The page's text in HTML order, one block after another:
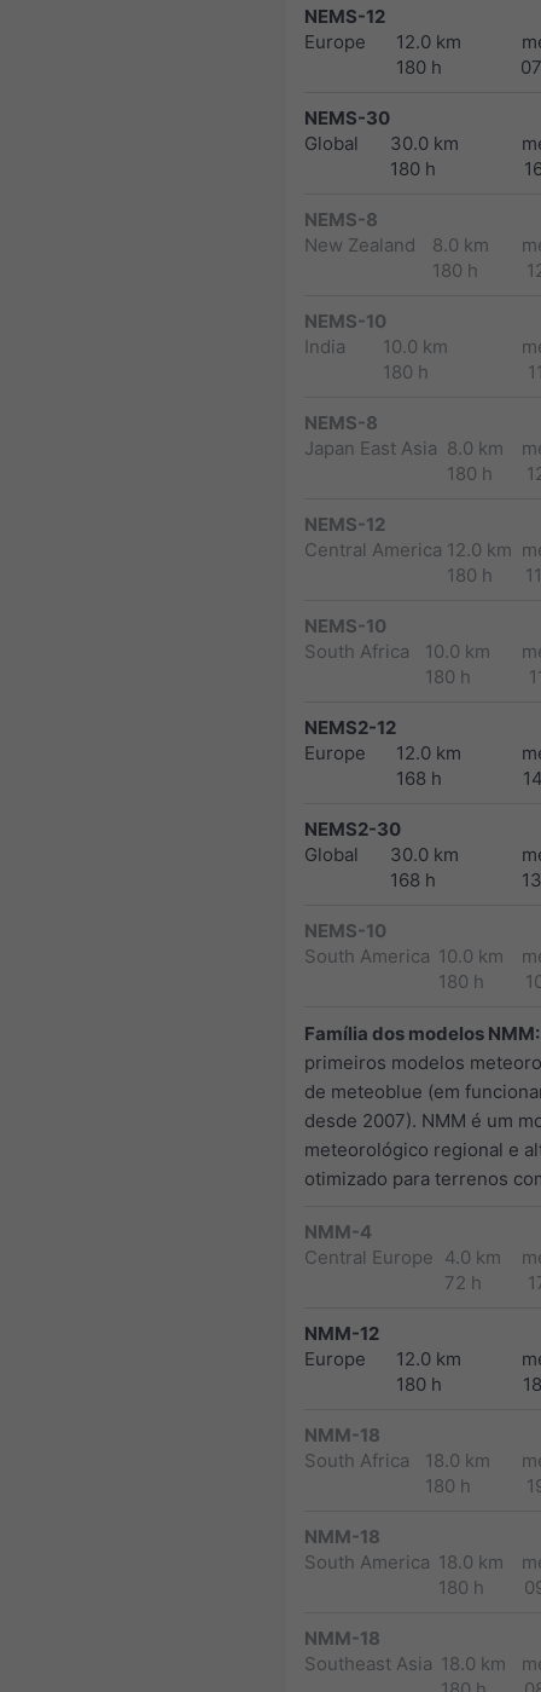
NEMS-12
Europe
12.0 km
180 h
NEMS-30
Global
30.0 km
180 h
NEMS-8
New Zealand
8.0 km
180 h
NEMS-10
India
10.0 km
180 h
NEMS-8
Japan East Asia 8.0 km
180 h
NEMS-12
Central America 12.0 km
180 h
NEMS-10
South Africa
10.0 km
180 h
NEMS2-12
Europe
12.0 km
168 h
NEMS2-30
Global
30.0 km
168 h
NEMS-10
South America 10.0 km
180 h
Família dos modelos NMM:
primeiros modelos
de meteoblue (em
desde 2007). NMM é um
meteorológico regional e
otimizado para terrenos
NMM-4
Central Europe 4.0 km
72 h
NMM-12
Europe
12.0 km
180 h
NMM-18
South Africa
18.0 km
180 h
NMM-18
South America 18.0 km
180 h
NMM-18
Southeast Asia 18.0 km